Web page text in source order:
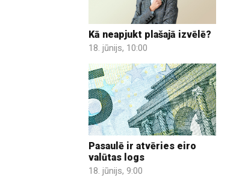
Kā neapjukt plašajā izvēlē?
18. jūnijs, 10:00
Pasaulē ir atvēries eiro
valūtas logs
18. jūnijs, 9:00